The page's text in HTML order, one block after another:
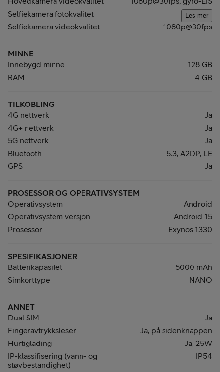
Selfiekamera fotokvalitet
Les mer
Selfiekamera videokvalitet 1080p@30fps
MINNE
Innebygd minne
128 GB
RAM
4 GB
TILKOBLING
4G nettverk
Ja
4G+ nettverk
Ja
5G nettverk
Ja
Bluetooth
5.3, A2DP, LE
GPS
Ja
PROSESSOR OG OPERATIVSYSTEM
Operativsystem
Android
Operativsystem versjon
Android 15
Prosessor
Exynos 1330
SPESIFIKASJONER
Batterikapasitet
5000 mAh
Simkorttype
NANO
ANNET
Dual SIM
Ja
Fingeravtrykksleser
Ja, på sidenknappen
Hurtiglading
Ja, 25W
IP-klassifisering (vann- og
støvbestandighet)
IP54